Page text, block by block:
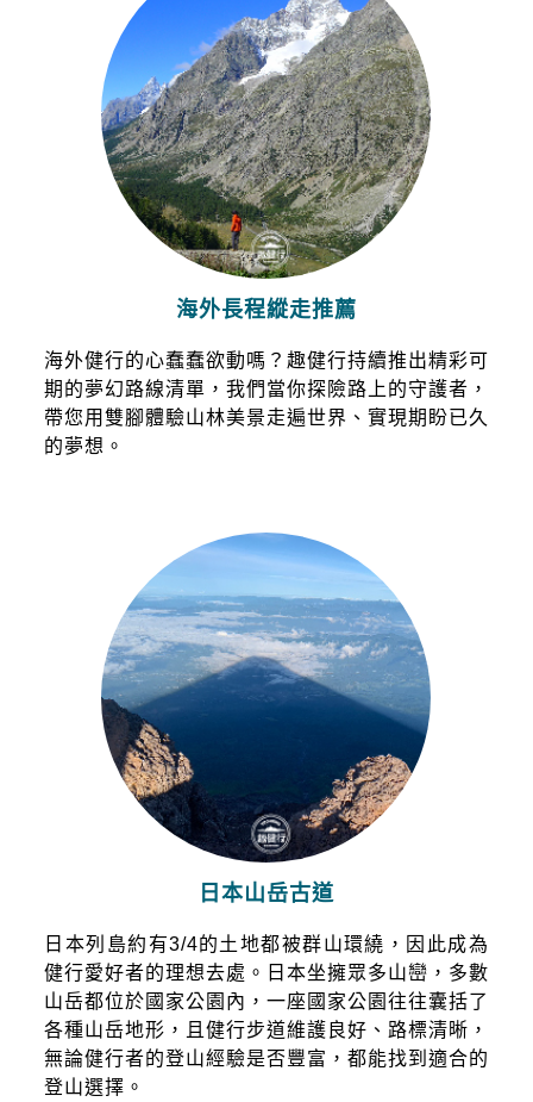
海外長程縱走推薦
海外健行的心蠢蠢欲動嗎？趣健行持續推出精彩可
期的夢幻路線清單，我們當你探險路上的守護者，
帶您用雙腳體驗山林美景走遍世界、實現期盼已久
的夢想。
日本山岳古道
日本列島約有3/4的土地都被群山環繞，因此成為
健行愛好者的理想去處。日本坐擁眾多山巒，多數
山岳都位於國家公園內，一座國家公園往往囊括了
各種山岳地形，且健行步道維護良好、路標清晰，
無論健行者的登山經驗是否豐富，都能找到適合的
登山選擇。